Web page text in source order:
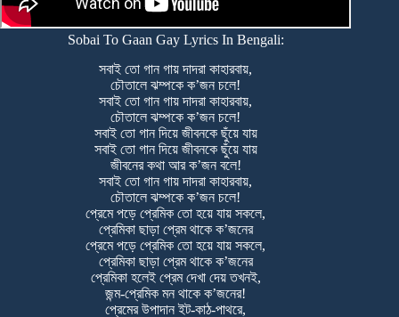
Sobai To Gaan Gay Lyrics In Bengali:
সবাই তো গান গায় দাদরা কাহারবায়,
চৌতালে ঝম্পকে ক’জন চলে!
সবাই তো গান গায় দাদরা কাহারবায়,
চৌতালে ঝম্পকে ক’জন চলে!
সবাই তো গান দিয়ে জীবনকে ছুঁয়ে যায়
সবাই তো গান দিয়ে জীবনকে ছুঁয়ে যায়
জীবনের কথা আর ক’জন বলে!
সবাই তো গান গায় দাদরা কাহারবায়,
চৌতালে ঝম্পকে ক’জন চলে!
প্রেমে পড়ে প্রেমিক তো হয়ে যায় সকলে,
প্রেমিকা ছাড়া প্রেম থাকে ক’জনের
প্রেমে পড়ে প্রেমিক তো হয়ে যায় সকলে,
প্রেমিকা ছাড়া প্রেম থাকে ক’জনের
প্রেমিকা হলেই প্রেম দেখা দেয় তখনই,
জন্ম-প্রেমিক মন থাকে ক’জনের!
প্রেমের উপাদান ইট-কাঠ-পাথরে,